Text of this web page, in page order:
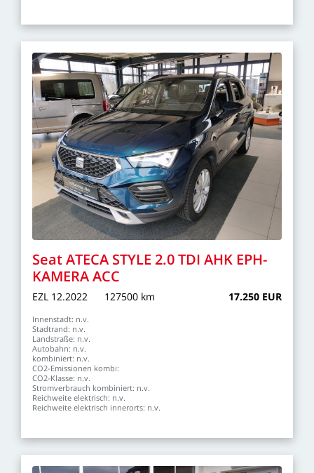
SeatATECA STYLE 2.0TDI AHK EPH-
KAMERAACC
EZL 12.2022 127500 km 17.250 EUR
Innenstadt: n.v.
Stadtrand: n.v.
Landstraße: n.v.
Autobahn: n.v.
kombiniert: n.v.
CO2-Emissionen kombi:
CO2-Klasse: n.v.
Stromverbrauch kombiniert: n.v.
Reichweite elektrisch: n.v.
Reichweite elektrisch innerorts: n.v.